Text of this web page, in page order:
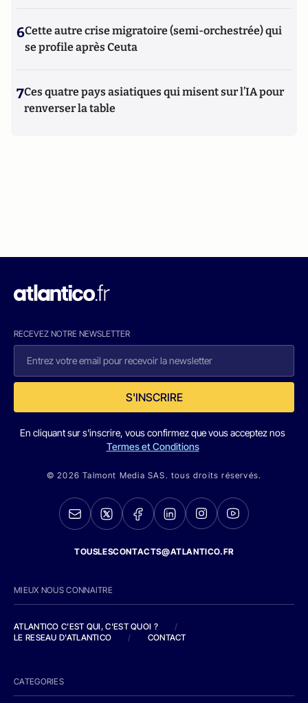
6Cette autre crise migratoire (semi-orchestrée) qui
se profile après Ceuta
7Ces quatre pays asiatiques qui misent sur l’IA pour
renverser la table
RECEVEZ NOTRE NEWSLETTER
S'INSCRIRE
En cliquant sur s'inscrire, vous confirmez que vous acceptez nos
Termes et Conditions
© 2026 Talmont Media SAS. tous droits réservés.
TOUSLESCONTACTS@ATLANTICO.FR
MIEUX NOUS CONNAITRE
ATLANTICO C'EST QUI, C'EST QUOI ?
/
LE RESEAU D'ATLANTICO
/ CONTACT
CATEGORIES